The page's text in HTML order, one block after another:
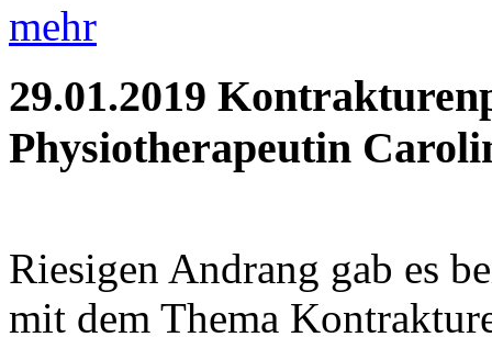
mehr
29.01.2019
Physiotherapeutin
Riesigen Andrang gab es
mit dem Thema